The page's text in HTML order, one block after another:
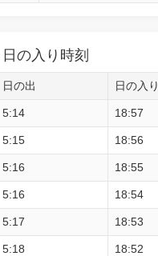
の入り時刻
日の出 日の入り
5:14 18:57
5:15 18:56
5:16 18:55
5:16 18:54
5:17 18:53
5:18 18:52